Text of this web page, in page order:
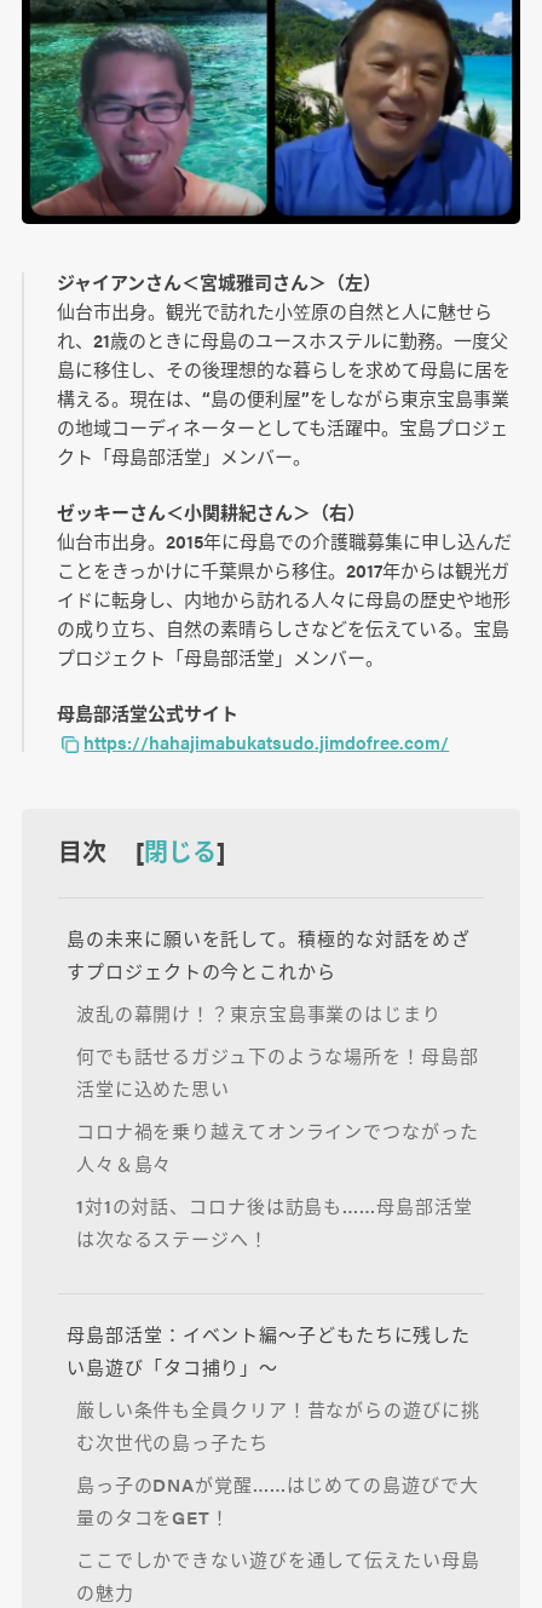
ジャイアンさん＜宮城雅司さん＞（左）
仙台市出身。観光で訪れた小笠原の自然と人に魅せら
れ、21歳のときに母島のユースホステルに勤務。一度父
島に移住し、その後理想的な暮らしを求めて母島に居を
構える。現在は、“島の便利屋”をしながら東京宝島事業
の地域コーディネーターとしても活躍中。宝島プロジェ
クト「母島部活堂」メンバー。
ゼッキーさん＜小関耕紀さん＞（右）
仙台市出身。2015年に母島での介護職募集に申し込んだ
ことをきっかけに千葉県から移住。2017年からは観光ガ
イドに転身し、内地から訪れる人々に母島の歴史や地形
の成り立ち、自然の素晴らしさなどを伝えている。宝島
プロジェクト「母島部活堂」メンバー。
母島部活堂公式サイト
https://hahajimabukatsudo.jimdofree.com/
目次 [閉じる]
島の未来に願いを託して。積極的な対話をめざ
すプロジェクトの今とこれから
波乱の幕開け！？東京宝島事業のはじまり
何でも話せるガジュ下のような場所を！母島部
活堂に込めた思い
コロナ禍を乗り越えてオンラインでつながった
人々＆島々
1対1の対話、コロナ後は訪島も……母島部活堂
は次なるステージへ！
母島部活堂：イベント編～子どもたちに残した
い島遊び「タコ捕り」～
厳しい条件も全員クリア！昔ながらの遊びに挑
む次世代の島っ子たち
島っ子のDNAが覚醒……はじめての島遊びで大
量のタコをGET！
ここでしかできない遊びを通して伝えたい母島
の魅力